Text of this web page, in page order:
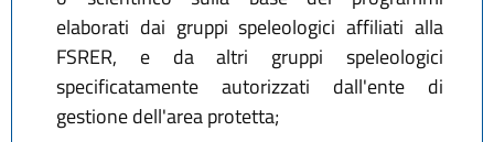
elaborati dai gruppi speleologici affiliati alla
FSRER, e da altri gruppi speleologici
specificatamente autorizzati dall'ente di
gestione dell'area protetta;